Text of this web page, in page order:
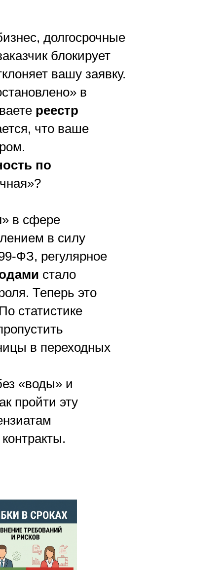
долгосрочные
блокирует
вашу заявку.
в
реестр
что ваше
по
в сфере
в силу
ФЗ, регулярное
стало
Теперь это
статистике
в переходных
«воды» и
пройти эту